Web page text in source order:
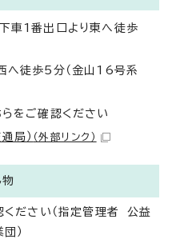
車1番出口より東へ徒歩
へ徒歩5分（金山16号系
をご確認ください
局） （外部リンク）
ください（指定管理者 公益
）